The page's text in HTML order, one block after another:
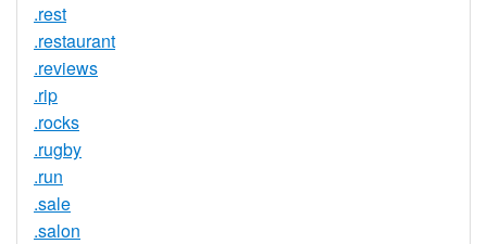
.rest
.restaurant
.reviews
.rip
.rocks
.rugby
.run
.sale
.salon